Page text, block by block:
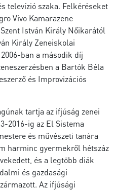
televízió szaka. Felkéréseket
Vivo Kamarazene
István Király Nőikarától
Király Zeneiskolai
ban a második díj
a Bartók Béla
és Improvizációs
tartja az ifjúság zenei
2016-ig az El Sistema
és művészeti tanára
harminc gyermekről hétszáz
és a legtöbb diák
és gazdasági
Az ifjúsági